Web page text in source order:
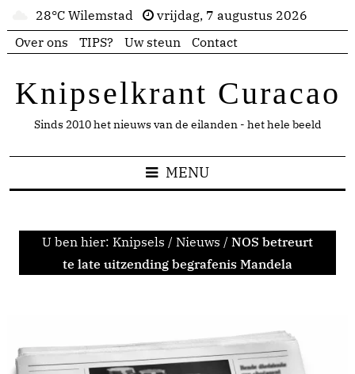
28°C Wilemstad
vrijdag, 7 augustus 2026
Over ons
TIPS? Uw steun Contact
Knipselkrant Curacao
Sinds 2010 het nieuws van de eilanden - het hele beeld
MENU
U ben hier: Knipsels / Nieuws / NOS betreurt
te late uitzending begrafenis Mandela